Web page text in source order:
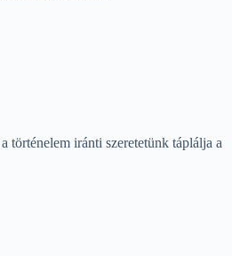
történelem iránti szeretetünk táplálja a